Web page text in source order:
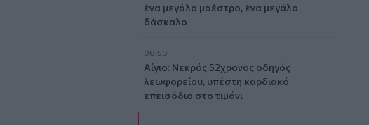
ένα μεγάλο μαέστρο, ένα μεγάλο
δάσκαλο
08:50
Αίγιο: Νεκρός 52χρονος οδηγός
λεωφορείου, υπέστη καρδιακό
επεισόδιο στο τιμόνι